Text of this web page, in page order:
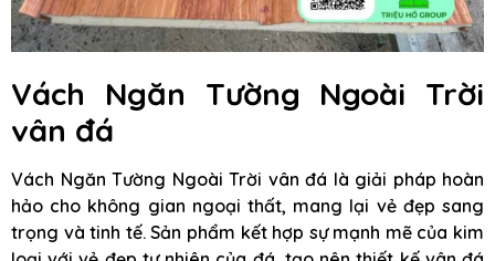
Vách Ngăn Tường Ngoài Trời
vân đá
Vách Ngăn Tường Ngoài Trời vân đá là giải pháp hoàn
hảo cho không gian ngoại thất, mang lại vẻ đẹp sang
trọng và tinh tế. Sản phẩm kết hợp sự mạnh mẽ của kim